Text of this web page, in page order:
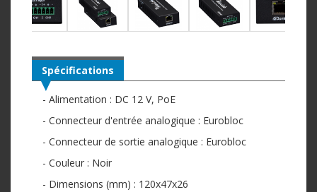
Spécifications
- Alimentation : DC 12 V, PoE
- Connecteur d'entrée analogique : Eurobloc
- Connecteur de sortie analogique : Eurobloc
- Couleur : Noir
- Dimensions (mm) : 120x47x26